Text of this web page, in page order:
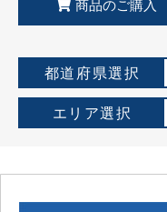
商品のご購入
都道府県選択
エリア選択